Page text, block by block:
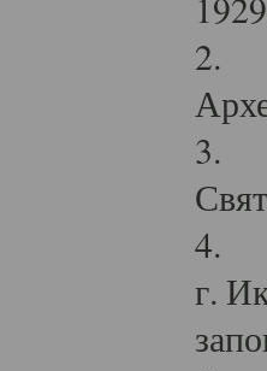
2.
3.
4.
г.